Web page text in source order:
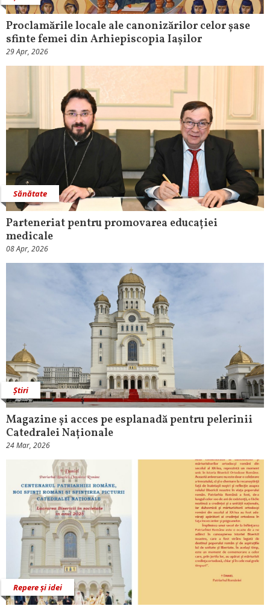
Proclamările locale ale canonizărilor celor șase
sfinte femei din Arhiepiscopia Iașilor
29 Apr, 2026
Sănătate
Parteneriat pentru promovarea educației
medicale
08 Apr, 2026
Știri
Magazine și acces pe esplanadă pentru pelerinii
Catedralei Naționale
24 Mar, 2026
Repere și idei